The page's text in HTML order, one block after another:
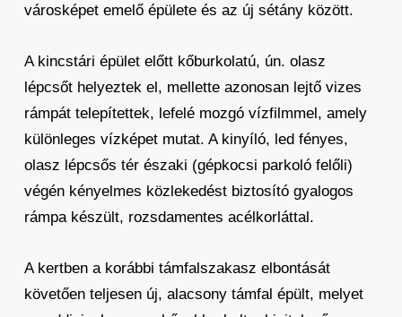
városképet emelő épülete és az új sétány között.
A kincstári épület előtt kőburkolatú, ún. olasz
lépcsőt helyeztek el, mellette azonosan lejtő vizes
rámpát telepítettek, lefelé mozgó vízfilmmel, amely
különleges vízképet mutat. A kinyíló, led fényes,
olasz lépcsős tér északi (gépkocsi parkoló felőli)
végén kényelmes közlekedést biztosító gyalogos
rámpa készült, rozsdamentes acélkorláttal.
A kertben a korábbi támfalszakasz elbontását
követően teljesen új, alacsony támfal épült, melyet